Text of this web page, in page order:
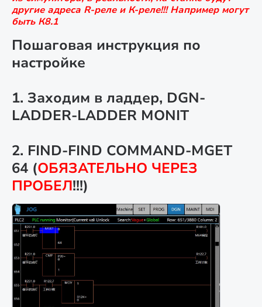
другие адреса R-реле и К-реле!!! Например могут
быть К8.1
Пошаговая инструкция по
настройке
1. Заходим в ладдер, DGN-
LADDER-LADDER MONIT
2. FIND-FIND COMMAND-MGET
64 (ОБЯЗАТЕЛЬНО ЧЕРЕЗ
ПРОБЕЛ!!!)